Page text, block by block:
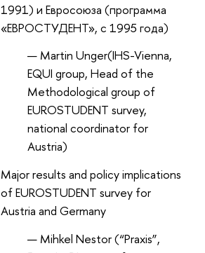
1991) и Евросоюза (программа
«ЕВРОСТУДЕНТ», с 1995 года)
Martin Unger(IHS-Vienna,
EQUI group, Head of the
Methodological group of
EUROSTUDENT survey,
national coordinator for
Austria)
Major results and policy implications
of EUROSTUDENT survey for
Austria and Germany
Mihkel Nestor (“Praxis”,